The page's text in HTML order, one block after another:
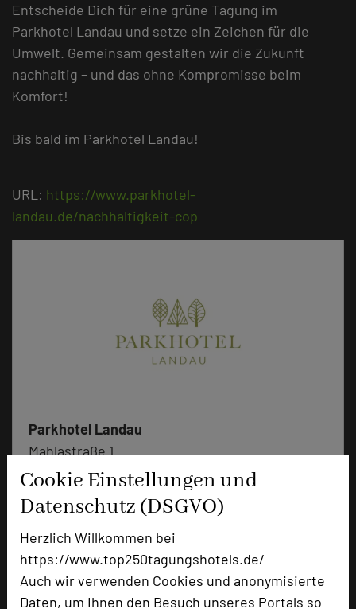
Cookie Einstellungen und
Datenschutz (DSGVO)
Herzlich Willkommen bei
https://www.top250tagungshotels.de/
Auch wir verwenden Cookies und anonymisierte
Daten, um Ihnen den Besuch unseres Portals so
Entscheide Dich für eine grüne Tagung im
Parkhotel Landau und setze ein Zeichen für die
Umwelt. Gemeinsam gestalten wir die Zukunft
nachhaltig – und das ohne Kompromisse beim
Komfort!
Bis bald im Parkhotel Landau!
URL: https://www.parkhotel-
landau.de/nachhaltigkeit-cop
Parkhotel Landau
Mahlastraße 1
76829 Landau in der Pfalz
phone +49 6341 145-402
mail Email
language Homepage